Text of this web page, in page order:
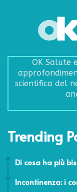
OK Salute
scientifica del
Trending
Di cosa ha più
Incontinenza: i